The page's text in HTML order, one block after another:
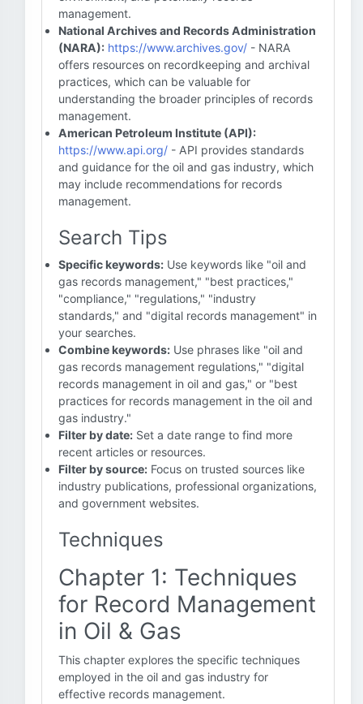
management.
National Archives and Records Administration
(NARA): https://www.archives.gov/ - NARA
offers resources on recordkeeping and archival
practices, which can be valuable for
understanding the broader principles of records
management.
American Petroleum Institute (API):
https://www.api.org/ - API provides standards
and guidance for the oil and gas industry, which
may include recommendations for records
management.
Search Tips
Specific keywords: Use keywords like "oil and
gas records management," "best practices,"
"compliance," "regulations," "industry
standards," and "digital records management" in
your searches.
Combine keywords: Use phrases like "oil and
gas records management regulations," "digital
records management in oil and gas," or "best
practices for records management in the oil and
gas industry."
Filter by date: Set a date range to find more
recent articles or resources.
Filter by source: Focus on trusted sources like
industry publications, professional organizations,
and government websites.
Techniques
Chapter 1: Techniques
for Record Management
in Oil & Gas
This chapter explores the specific techniques
employed in the oil and gas industry for
effective records management.